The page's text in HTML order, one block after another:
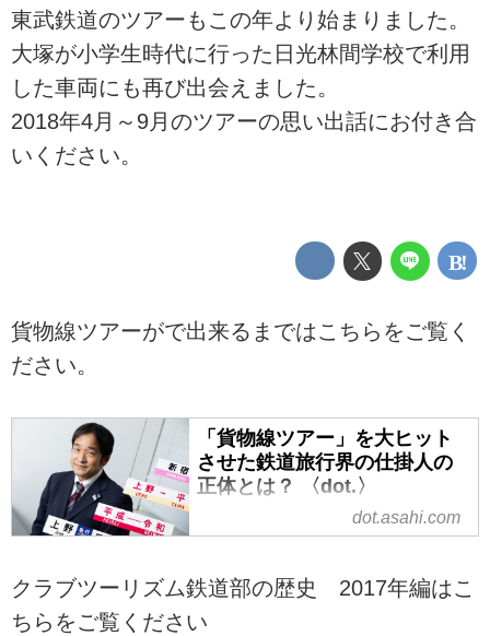
東武鉄道のツアーもこの年より始まりました。
大塚が小学生時代に行った日光林間学校で利用
した車両にも再び出会えました。
2018年4月～9月のツアーの思い出話にお付き合
いください。
貨物線ツアーがで出来るまではこちらをご覧く
ださい。
「貨物線ツアー」を大ヒット
させた鉄道旅行界の仕掛人の
正体とは？ 〈dot.〉
企画したツアーは連日満席。キ
ットメーカーがいる。クラブツー
リズムの大塚雅士氏（51）だ。貨
dot.asahi.com
クラブツーリズム鉄道部の歴史 2017年編はこ
ちらをご覧ください